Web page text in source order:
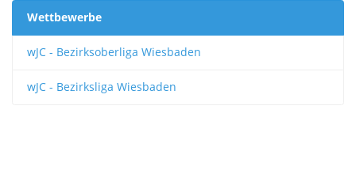
Wettbewerbe
wJC - Bezirksoberliga Wiesbaden
wJC - Bezirksliga Wiesbaden